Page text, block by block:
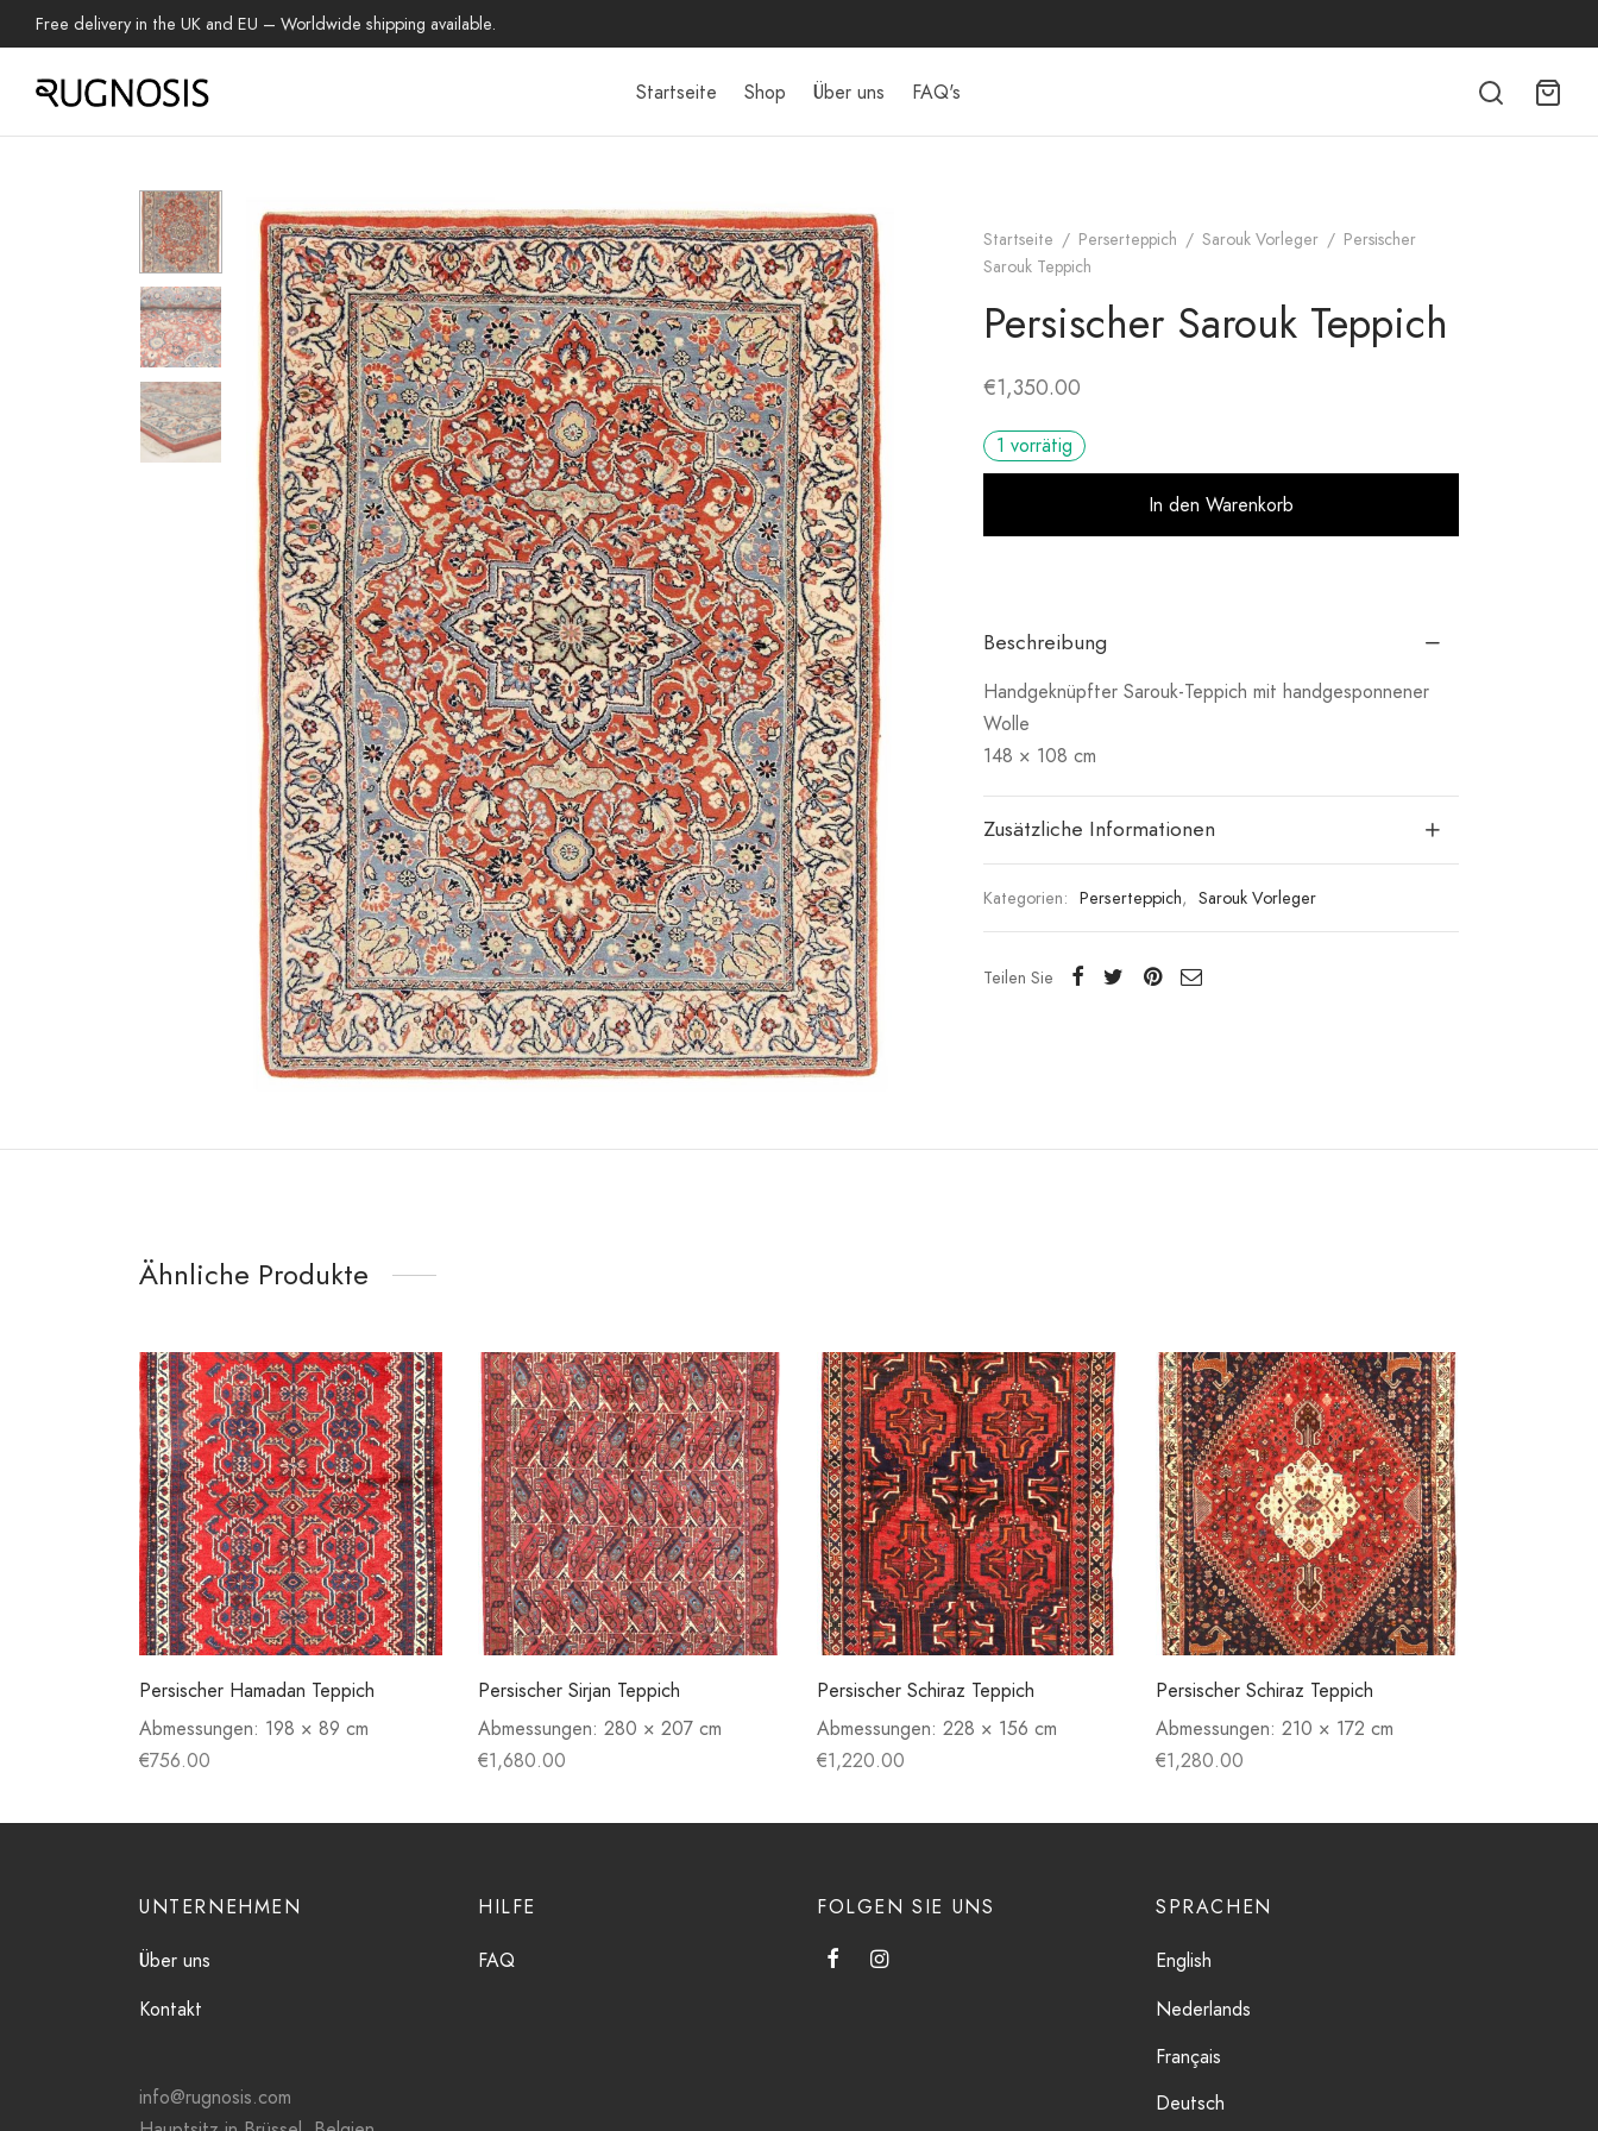
Free delivery in the UK and EU – Worldwide shipping available.
Startseite Shop Über uns FAQ's
Startseite / Perserteppich / Sarouk Vorleger / Persischer
Sarouk Teppich
Persischer Sarouk Teppich
€1,350.00
1 vorrätig
In den Warenkorb
Beschreibung
Handgeknüpfter Sarouk-Teppich mit handgesponnener
Wolle
148 × 108 cm
Zusätzliche Informationen
Kategorien: Perserteppich, Sarouk Vorleger
Teilen Sie
Ähnliche Produkte
Persischer Hamadan Teppich
Abmessungen: 198 × 89 cm
€756.00
Persischer Sirjan Teppich
Abmessungen: 280 × 207 cm
€1,680.00
Persischer Schiraz Teppich
Abmessungen: 228 × 156 cm
€1,220.00
Persischer Schiraz Teppich
Abmessungen: 210 × 172 cm
€1,280.00
UNTERNEHMEN
Über uns
Kontakt
info@rugnosis.com
HILFE
FAQ
FOLGEN SIE UNS
SPRACHEN
English
Nederlands
Français
Deutsch